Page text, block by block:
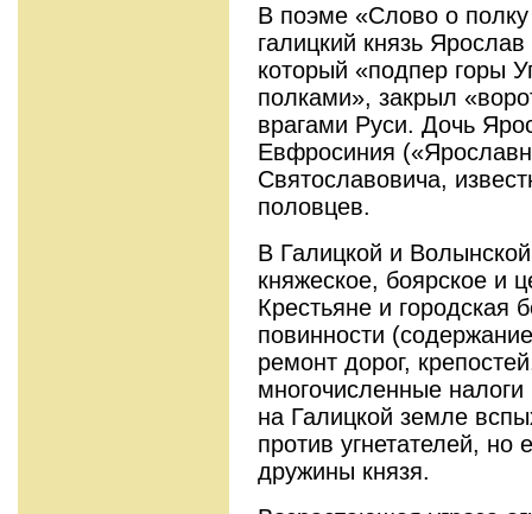
В поэме «Слово о
галицкий князь
который «подпер горы
полками», закрыл
врагами Руси. Дочь
Евфросиния
Святославовича,
половцев.
В Галицкой и
княжеское, боярское и
Крестьяне и городская
повинности
ремонт дорог,
многочисленные
на Галицкой земле
против угнетателей, но
дружины князя.